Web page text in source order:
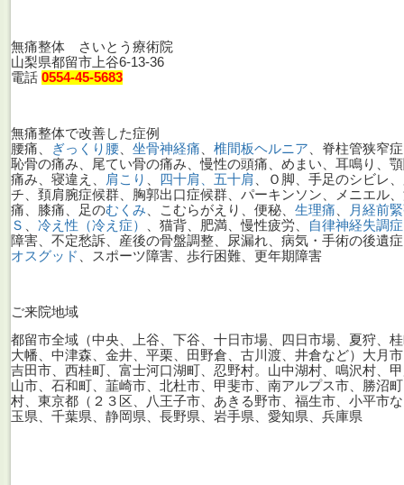
無痛整体 さいとう療術院
山梨県都留市上谷6-13-36
電話 0554-45-5683
無痛整体で改善した症例
腰痛、
ぎっくり腰、 坐骨神経痛 椎間板ヘルニア 、脊柱管狭窄
恥骨の痛み、尾てい骨の痛み、慢性の頭痛、めまい、耳鳴り、
痛み、寝違え、
肩こり 四十肩、五十肩 、Ｏ脚、手足のシビレ
チ、頚肩腕症候群、胸郭出口症候群、パーキンソン、メニエル
痛、膝痛、足のむくみ 、こむらがえり、便秘、 生理痛
月経前
Ｓ
冷え性（冷え症） 、猫背、肥満、慢性疲労、 自律神経失調症
障害、不定愁訴、産後の骨盤調整、尿漏れ、病気・手術の後遺
オスグッド 、スポーツ障害、歩行困難、更年期障害
ご来院地域
都留市全域（中央、上谷、下谷、十日市場、四日市場、夏狩、
大幡、中津森、金井、平栗、田野倉、古川渡、井倉など）大月
吉田市、西桂町、富士河口湖町、忍野村。山中湖村、鳴沢村、
山市、石和町、韮崎市、北杜市、甲斐市、南アルプス市、勝沼
村、東京都（２３区、八王子市、あきる野市、福生市、小平市
玉県、千葉県、静岡県、長野県、岩手県、愛知県、兵庫県